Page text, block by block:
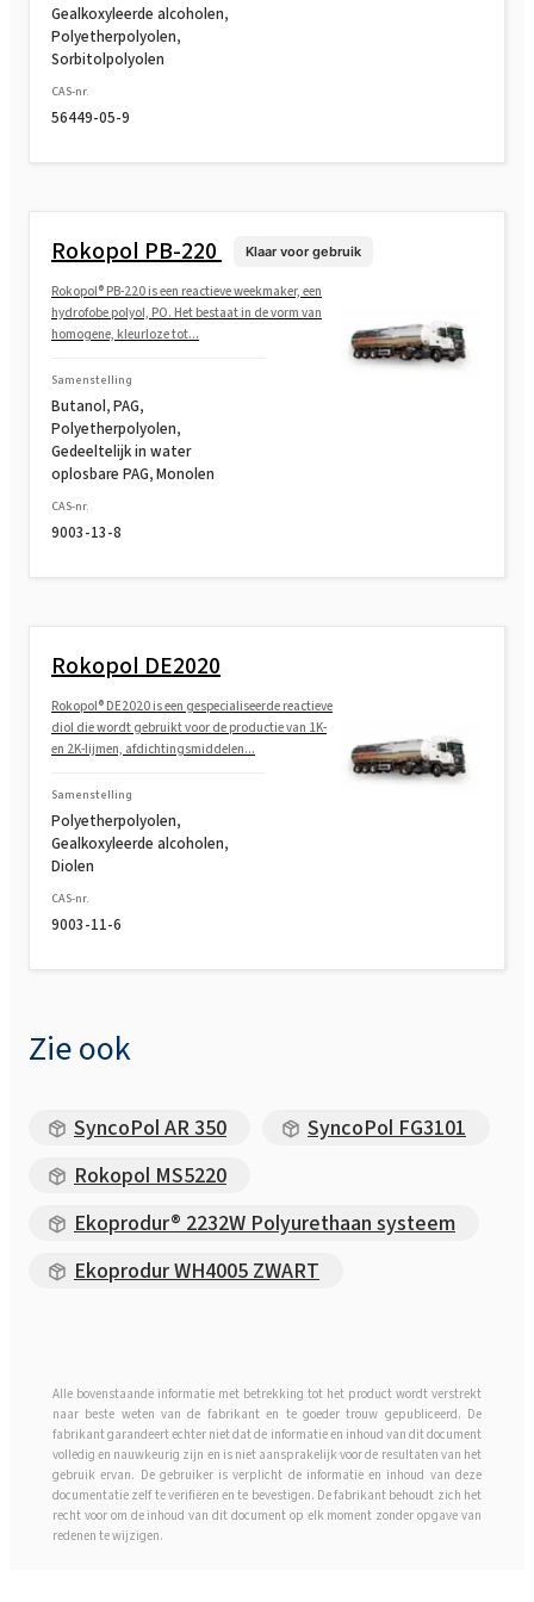
Rokopol® G700 (Polyetherpolyol)
Rokopol® M1140 (Polyetherpolyol)
Rokopol® M1145 (Polyetherpolyol)
Rokopol® M1160 (Polyetherpolyol)
Rokopol® M5000 (Polyetherpolyol)
Rokopol® M5020 (Polyetherpolyol)
Rokopol® M6000 (Polyetherpolyol)
Rokopol MS5220
Rokopol® RF151 (Polyetherpolyol)
Rokopol RF151V
Gealkoxyleerde alcoholen,
Polyetherpolyolen,
Sorbitolpolyolen
CAS-nr.
56449-05-9
Rokopol PB-220 Klaar voor gebruik
Rokopol® PB-220 is een reactieve weekmaker, een
hydrofobe polyol, PO. Het bestaat in de vorm van
homogene, kleurloze tot...
Samenstelling
Butanol, PAG,
Polyetherpolyolen,
Gedeeltelijk in water
oplosbare PAG, Monolen
CAS-nr.
9003-13-8
Rokopol DE2020
Rokopol® DE2020 is een gespecialiseerde reactieve
diol die wordt gebruikt voor de productie van 1K-
en 2K-lijmen, afdichtingsmiddelen...
Samenstelling
Polyetherpolyolen,
Gealkoxyleerde alcoholen,
Diolen
CAS-nr.
9003-11-6
Zie ook
SyncoPol AR 350
SyncoPol FG3101
Rokopol MS5220
Ekoprodur® 2232W Polyurethaan systeem
Ekoprodur WH4005 ZWART
Alle bovenstaande informatie met betrekking tot het product wordt verstrekt
naar beste weten van de fabrikant en te goeder trouw gepubliceerd. De
fabrikant garandeert echter niet dat de informatie en inhoud van dit document
volledig en nauwkeurig zijn en is niet aansprakelijk voor de resultaten van het
gebruik ervan. De gebruiker is verplicht de informatie en inhoud van deze
documentatie zelf te verifiëren en te bevestigen. De fabrikant behoudt zich het
recht voor om de inhoud van dit document op elk moment zonder opgave van
redenen te wijzigen.